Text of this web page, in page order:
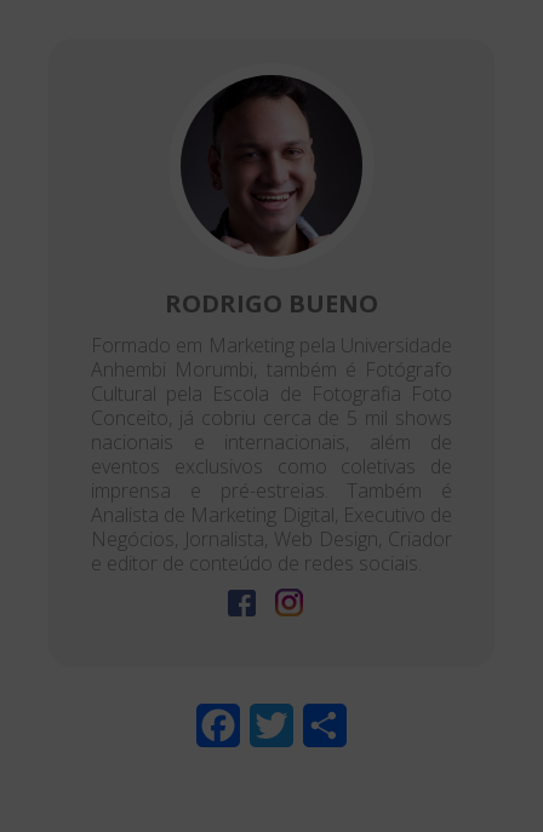
RODRIGO BUENO
Formado em Marketing pela Universidade
Anhembi Morumbi, também é Fotógrafo
Cultural pela Escola de Fotografia Foto
Conceito, já cobriu cerca de 5 mil shows
nacionais e internacionais, além de
eventos exclusivos como coletivas de
imprensa e pré-estreias. Também é
Analista de Marketing Digital, Executivo de
Negócios, Jornalista, Web Design, Criador
e editor de conteúdo de redes sociais.